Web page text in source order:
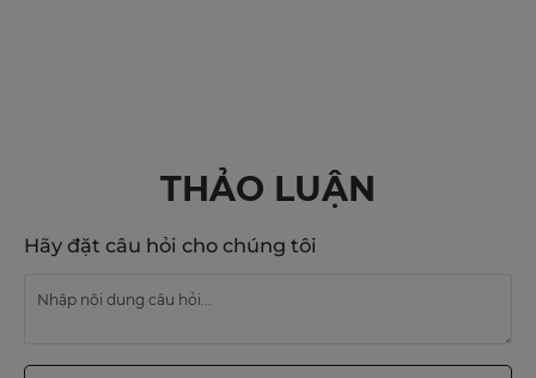
THẢO LUẬN
Hãy đặt câu hỏi cho chúng tôi